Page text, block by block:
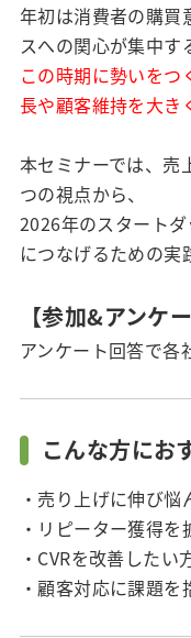
年初は消費者の購買
スへの関心が集中す
この時期に勢いを
長や顧客維持を大き
本セミナーでは、売
つの視点から、
2026年のスタート
につなげるための実
【参加&アンケ
アンケート回答で各
こんな方にお
・売り上げに伸び悩
・リピーター獲得
・CVRを改善したい
・顧客対応に課題を